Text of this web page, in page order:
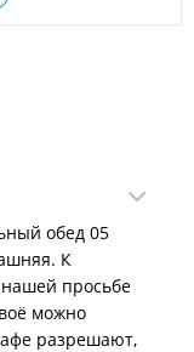
обед 05
К
просьбе
можно
разрешают,